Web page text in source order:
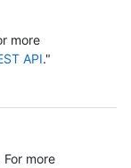
more
API."
more